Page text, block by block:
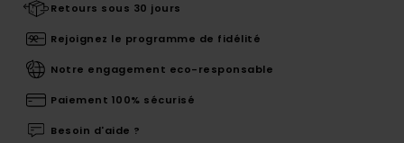
Retours sous 30 jours
Rejoignez le programme de fidélité
Notre engagement eco-responsable
Paiement 100% sécurisé
Besoin d'aide ?